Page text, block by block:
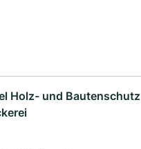
Holz- und Bautenschutz